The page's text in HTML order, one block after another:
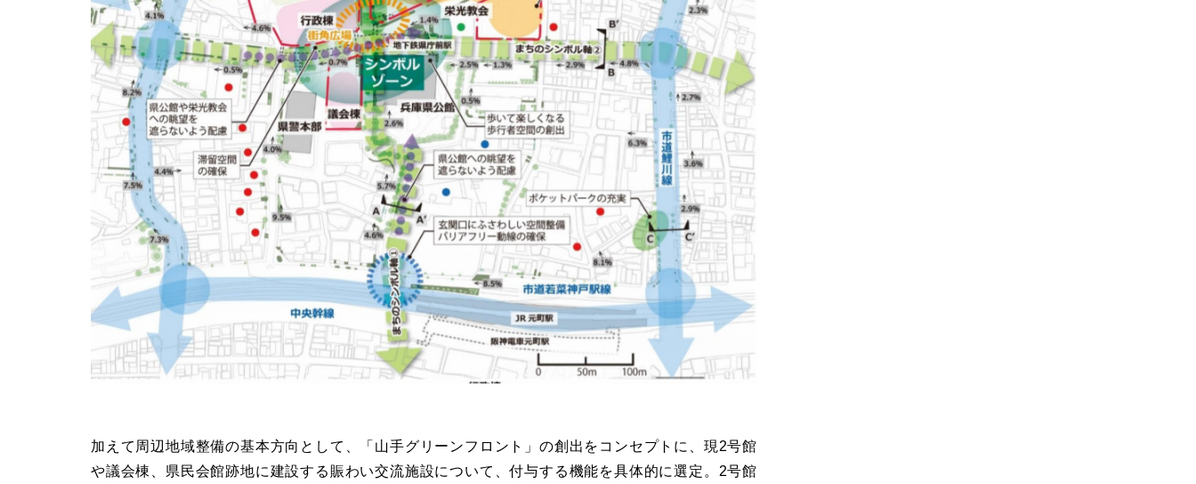
加えて周辺地域整備の基本方向として、「山手グリーンフロント」の創出をコンセプトに、現2号館
や議会棟、県民会館跡地に建設する賑わい交流施設について、付与する機能を具体的に選定。2号館